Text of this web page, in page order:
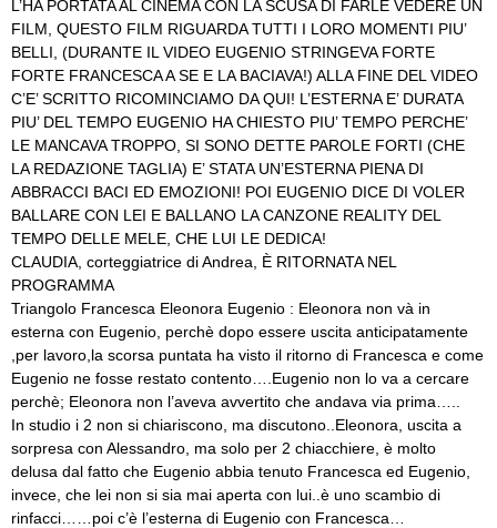
L’HA PORTATA AL CINEMA CON LA SCUSA DI FARLE VEDERE UN
FILM, QUESTO FILM RIGUARDA TUTTI I LORO MOMENTI PIU’
BELLI, (DURANTE IL VIDEO EUGENIO STRINGEVA FORTE
FORTE FRANCESCA A SE E LA BACIAVA!) ALLA FINE DEL VIDEO
C’E’ SCRITTO RICOMINCIAMO DA QUI! L’ESTERNA E’ DURATA
PIU’ DEL TEMPO EUGENIO HA CHIESTO PIU’ TEMPO PERCHE’
LE MANCAVA TROPPO, SI SONO DETTE PAROLE FORTI (CHE
LA REDAZIONE TAGLIA) E’ STATA UN’ESTERNA PIENA DI
ABBRACCI BACI ED EMOZIONI! POI EUGENIO DICE DI VOLER
BALLARE CON LEI E BALLANO LA CANZONE REALITY DEL
TEMPO DELLE MELE, CHE LUI LE DEDICA!
CLAUDIA, corteggiatrice di Andrea, È RITORNATA NEL
PROGRAMMA
Triangolo Francesca Eleonora Eugenio : Eleonora non và in
esterna con Eugenio, perchè dopo essere uscita anticipatamente
,per lavoro,la scorsa puntata ha visto il ritorno di Francesca e come
Eugenio ne fosse restato contento….Eugenio non lo va a cercare
perchè; Eleonora non l’aveva avvertito che andava via prima…..
In studio i 2 non si chiariscono, ma discutono..Eleonora, uscita a
sorpresa con Alessandro, ma solo per 2 chiacchiere, è molto
delusa dal fatto che Eugenio abbia tenuto Francesca ed Eugenio,
invece, che lei non si sia mai aperta con lui..è uno scambio di
rinfacci……poi c’è l’esterna di Eugenio con Francesca…